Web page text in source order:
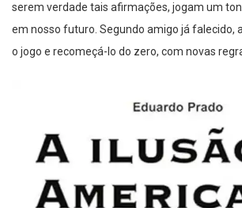
serem verdade tais afirmações, jogam um
em nosso futuro. Segundo amigo já falecido,
o jogo e recomeçá-lo do zero, com novas